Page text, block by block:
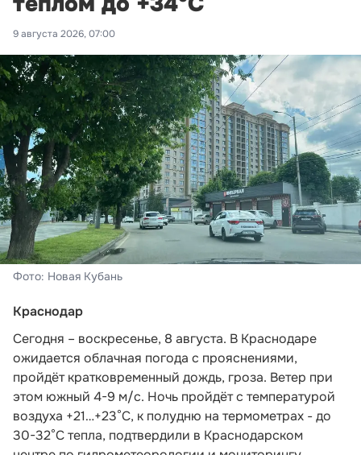
9 августа 2026, 07:00
Фото: Новая Кубань
Краснодар
Сегодня – воскресенье, 8 августа. В Краснодаре
ожидается облачная погода с прояснениями,
пройдёт кратковременный дождь, гроза. Ветер при
этом южный 4-9 м/с. Ночь пройдёт с температурой
воздуха +21…+23°С, к полудню на термометрах - до
30-32°С тепла, подтвердили в Краснодарском